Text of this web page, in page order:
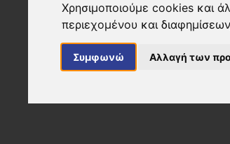
Χρησιμοποιούμε cookies και
περιεχομένου και
Συμφωνώ Αλλαγή των
NEWS